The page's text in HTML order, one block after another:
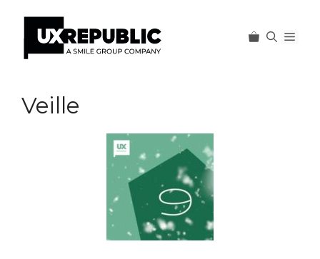
contenu
Veille